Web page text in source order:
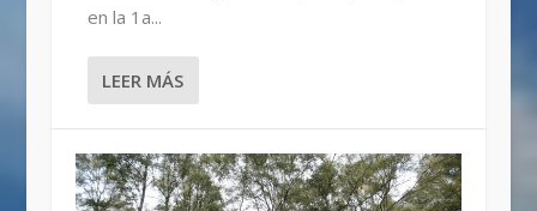
en la 1a...
LEER MÁS